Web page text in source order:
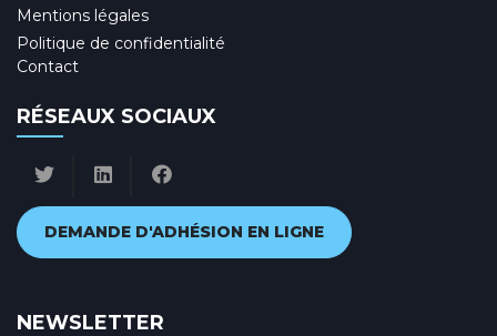
Mentions légales
Politique de confidentialité
Contact
RÉSEAUX SOCIAUX
DEMANDE D'ADHÉSION EN LIGNE
NEWSLETTER